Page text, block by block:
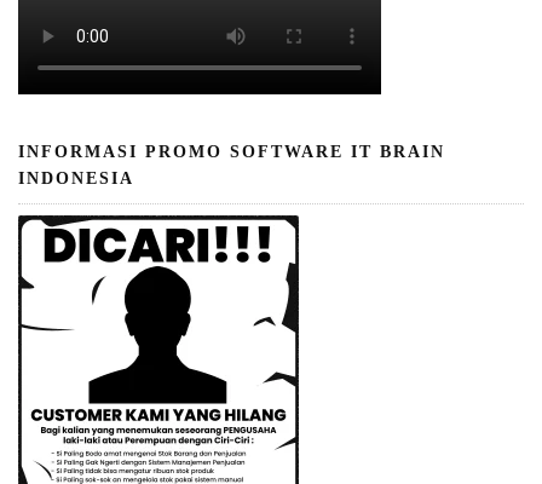
INFORMASI PROMO SOFTWARE IT BRAIN
INDONESIA